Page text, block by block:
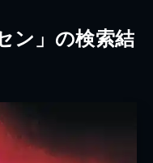
ン」の検索結